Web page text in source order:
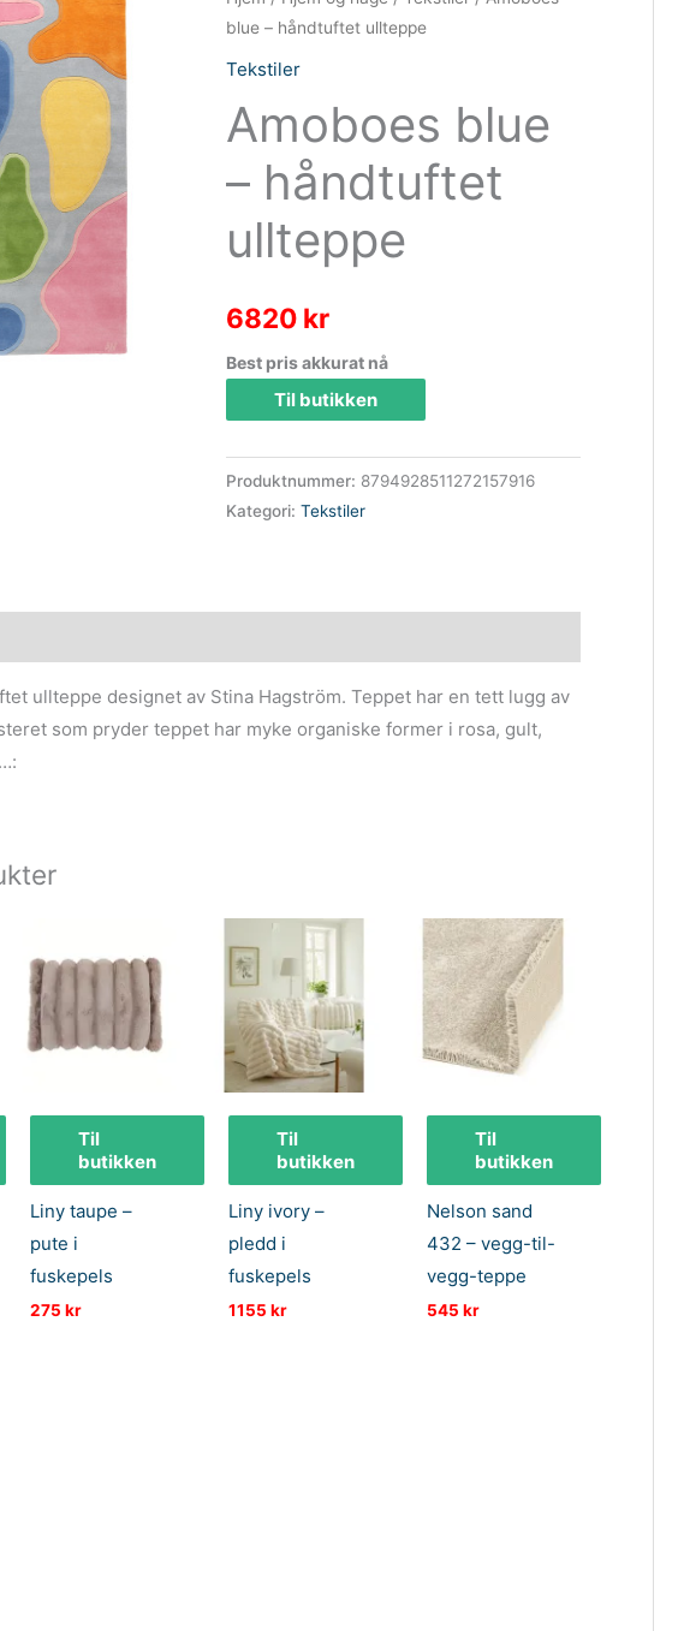
blue – håndtuftet ullteppe
Tekstiler
Amoboes blue
– håndtuftet
ullteppe
6820 kr
Best pris akkurat nå
Til butikken
Produktnummer: 8794928511272157916
Kategori: Tekstiler
ullteppe designet av Stina Hagström. Teppet har en tett lugg av
som pryder teppet har myke organiske former i rosa, gult,
Til
butikken
Liny taupe –
pute i
fuskepels
275 kr
Til
butikken
Liny ivory –
pledd i
fuskepels
1155kr
Til
butikken
Nelson sand
432 – vegg-til-
vegg-teppe
545kr